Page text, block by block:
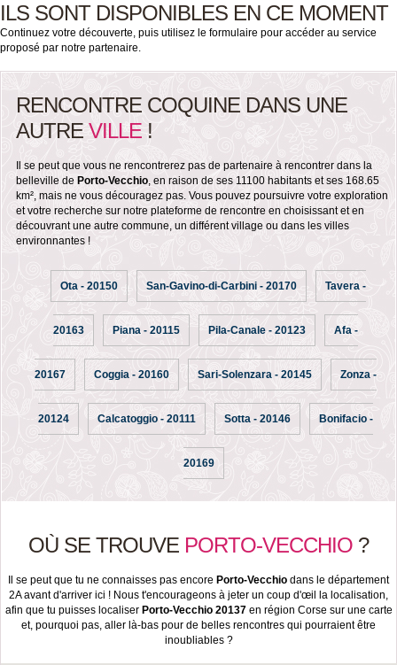
ILS SONT DISPONIBLES EN CE MOMENT
Continuez votre découverte, puis utilisez le formulaire pour accéder au service
proposé par notre partenaire.
RENCONTRE COQUINE DANS UNE
AUTRE VILLE !
Il se peut que vous ne rencontrerez pas de partenaire à rencontrer dans la
belleville de Porto-Vecchio, en raison de ses 11100 habitants et ses 168.65
km², mais ne vous découragez pas. Vous pouvez poursuivre votre exploration
et votre recherche sur notre plateforme de rencontre en choisissant et en
découvrant une autre commune, un différent village ou dans les villes
environnantes !
Ota - 20150 San-Gavino-di-Carbini - 20170 Tavera -
20163 Piana - 20115 Pila-Canale - 20123 Afa -
20167 Coggia - 20160 Sari-Solenzara - 20145 Zonza -
20124 Calcatoggio - 20111 Sotta - 20146 Bonifacio -
20169
OÙ SE TROUVE PORTO-VECCHIO ?
Il se peut que tu ne connaisses pas encore Porto-Vecchio dans le département
2A avant d'arriver ici ! Nous t'encourageons à jeter un coup d'œil la localisation,
afin que tu puisses localiser Porto-Vecchio 20137en région Corse sur une carte
et, pourquoi pas, aller là-bas pour de belles rencontres qui pourraient être
inoubliables ?